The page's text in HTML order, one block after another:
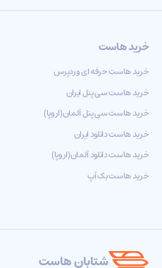
خرید هاست
خرید هاست حرفه ای وردپرس
خرید هاست سی پنل ایران
خرید هاست سی پنل آلمان(اروپا)
خرید هاست دانلود ایران
خرید هاست دانلود آلمان(اروپا)
خرید هاست بک آپ
شتابان هاست